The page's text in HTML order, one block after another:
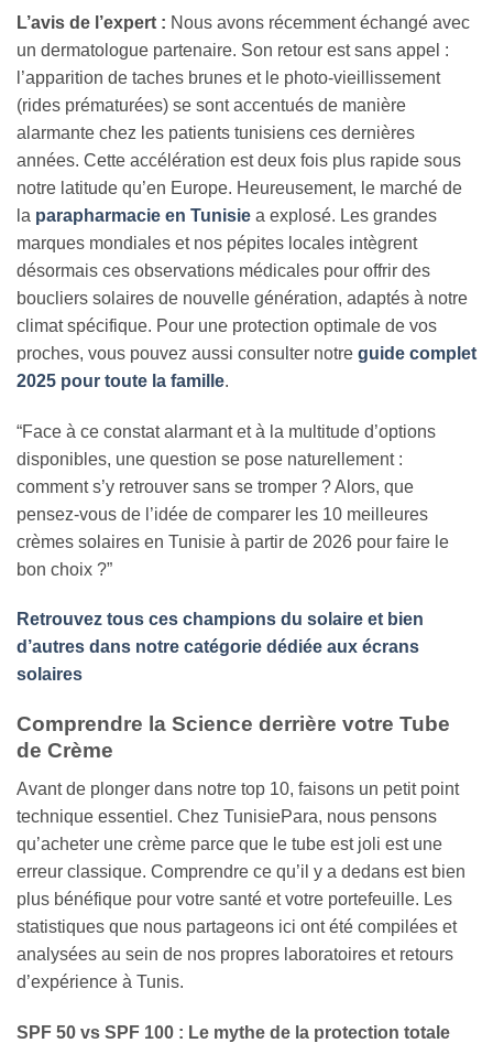
L’avis de l’expert : Nous avons récemment échangé avec
un dermatologue partenaire. Son retour est sans appel :
l’apparition de taches brunes et le photo-vieillissement
(rides prématurées) se sont accentués de manière
alarmante chez les patients tunisiens ces dernières
années. Cette accélération est deux fois plus rapide sous
notre latitude qu’en Europe. Heureusement, le marché de
la parapharmacie en Tunisie a explosé. Les grandes
marques mondiales et nos pépites locales intègrent
désormais ces observations médicales pour offrir des
boucliers solaires de nouvelle génération, adaptés à notre
climat spécifique. Pour une protection optimale de vos
proches, vous pouvez aussi consulter notre guide complet
2025 pour toute la famille.
“Face à ce constat alarmant et à la multitude d’options
disponibles, une question se pose naturellement :
comment s’y retrouver sans se tromper ? Alors, que
pensez-vous de l’idée de comparer les 10 meilleures
crèmes solaires en Tunisie à partir de 2026 pour faire le
bon choix ?”
Retrouvez tous ces champions du solaire et bien
d’autres dans notre catégorie dédiée aux écrans
solaires
Comprendre la Science derrière votre Tube
de Crème
Avant de plonger dans notre top 10, faisons un petit point
technique essentiel. Chez TunisiePara, nous pensons
qu’acheter une crème parce que le tube est joli est une
erreur classique. Comprendre ce qu’il y a dedans est bien
plus bénéfique pour votre santé et votre portefeuille. Les
statistiques que nous partageons ici ont été compilées et
analysées au sein de nos propres laboratoires et retours
d’expérience à Tunis.
SPF 50 vs SPF 100 : Le mythe de la protection totale